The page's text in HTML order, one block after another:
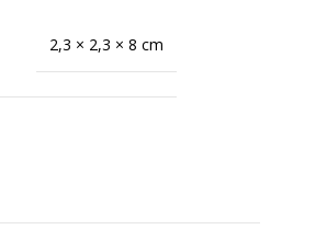
2,3 × 2,3 × 8 cm